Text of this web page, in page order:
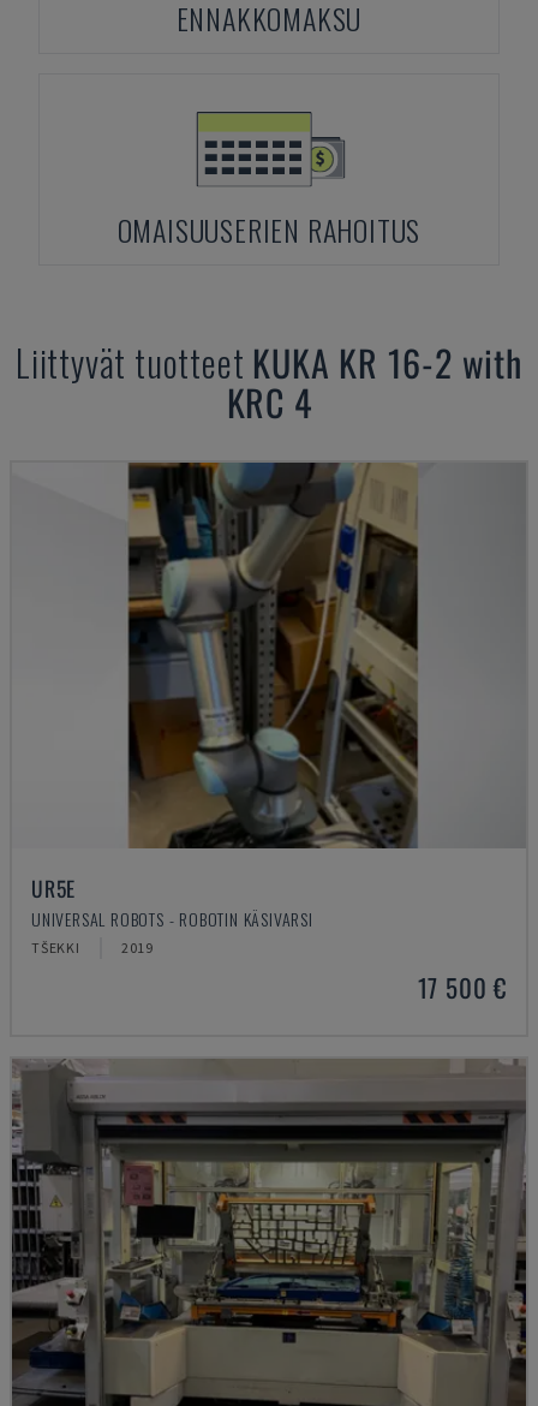
ENNAKKOMAKSU
OMAISUUSERIEN RAHOITUS
Liittyvät tuotteet KUKA KR 16-2 with
KRC 4
UR5E
UNIVERSAL ROBOTS - ROBOTIN KÄSIVARSI
TŠEKKI 2019
17 500 €